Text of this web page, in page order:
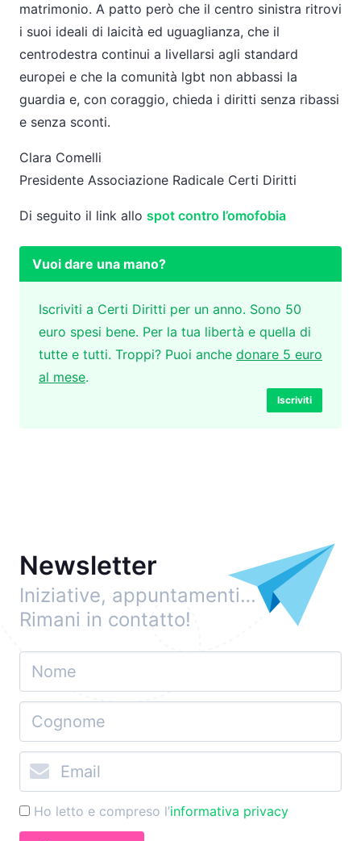
matrimonio. A patto però che il centro sinistra ritrovi
i suoi ideali di laicità ed uguaglianza, che il
centrodestra continui a livellarsi agli standard
europei e che la comunità lgbt non abbassi la
guardia e, con coraggio, chieda i diritti senza ribassi
e senza sconti.
Clara Comelli
Presidente Associazione Radicale Certi Diritti
Di seguito il link allo spot contro l’omofobia
Vuoi dare una mano?
Iscriviti a Certi Diritti per un anno. Sono 50
euro spesi bene. Per la tua libertà e quella di
tutte e tutti. Troppi? Puoi anche donare 5 euro
al mese.
Iscriviti
Newsletter
Iniziative, appuntamenti…
Rimani in contatto!
Ho letto e compreso l’informativa privacy